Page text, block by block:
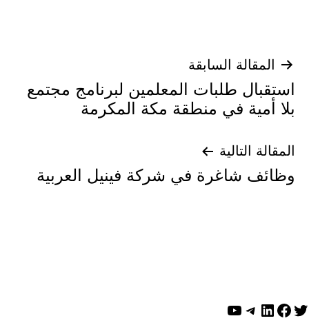
تصفّح
المقالات
المقالة السابقة
استقبال طلبات المعلمين لبرنامج مجتمع
بلا أمية في منطقة مكة المكرمة
المقالة التالية
وظائف شاغرة في شركة فينيل العربية
تويترفيسبوك
لينكد إن تيليجرام
يوتيوب